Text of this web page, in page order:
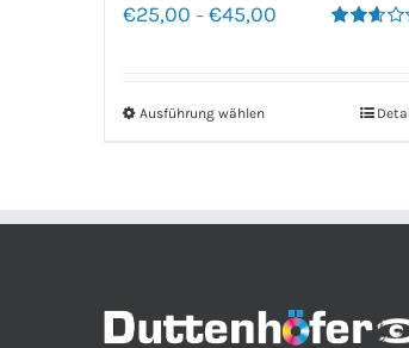
€25,00 – €45,00
Ausführung wählen